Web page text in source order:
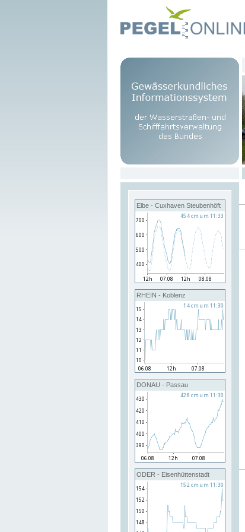
Elbe - Cuxhaven Steubenhöft
RHEIN - Koblenz
DONAU - Passau
ODER - Eisenhüttenstadt